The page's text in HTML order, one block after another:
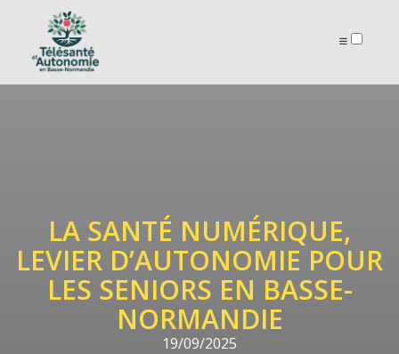
LA SANTÉ NUMÉRIQUE,
LEVIER D’AUTONOMIE POUR
LES SENIORS EN BASSE-
NORMANDIE
19/09/2025